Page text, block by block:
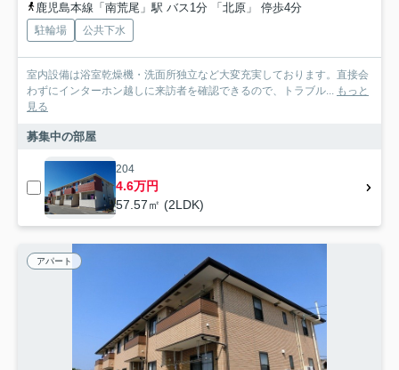
鹿児島本線「南荒尾」駅 バス1分 「北原」 停歩4分
駐輪場 公共下水
室内設備は浴室乾燥機・洗面所独立など大変充実しております。直接会
わずにインターホン越しに来訪者を確認できるので、トラブル... もっと
見る
募集中の部屋
204
4.6万円
57.57㎡ (2LDK)
アパート